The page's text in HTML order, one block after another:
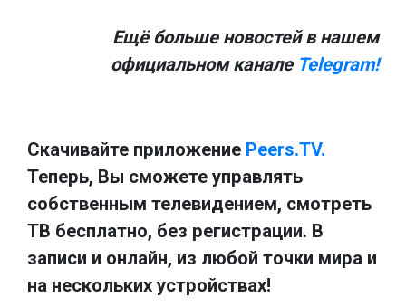
Ещё больше новостей в нашем
официальном канале Telegram!
Скачивайте приложение Peers.TV.
Теперь, Вы сможете управлять
собственным телевидением, смотреть
ТВ бесплатно, без регистрации. В
записи и онлайн, из любой точки мира и
на нескольких устройствах!